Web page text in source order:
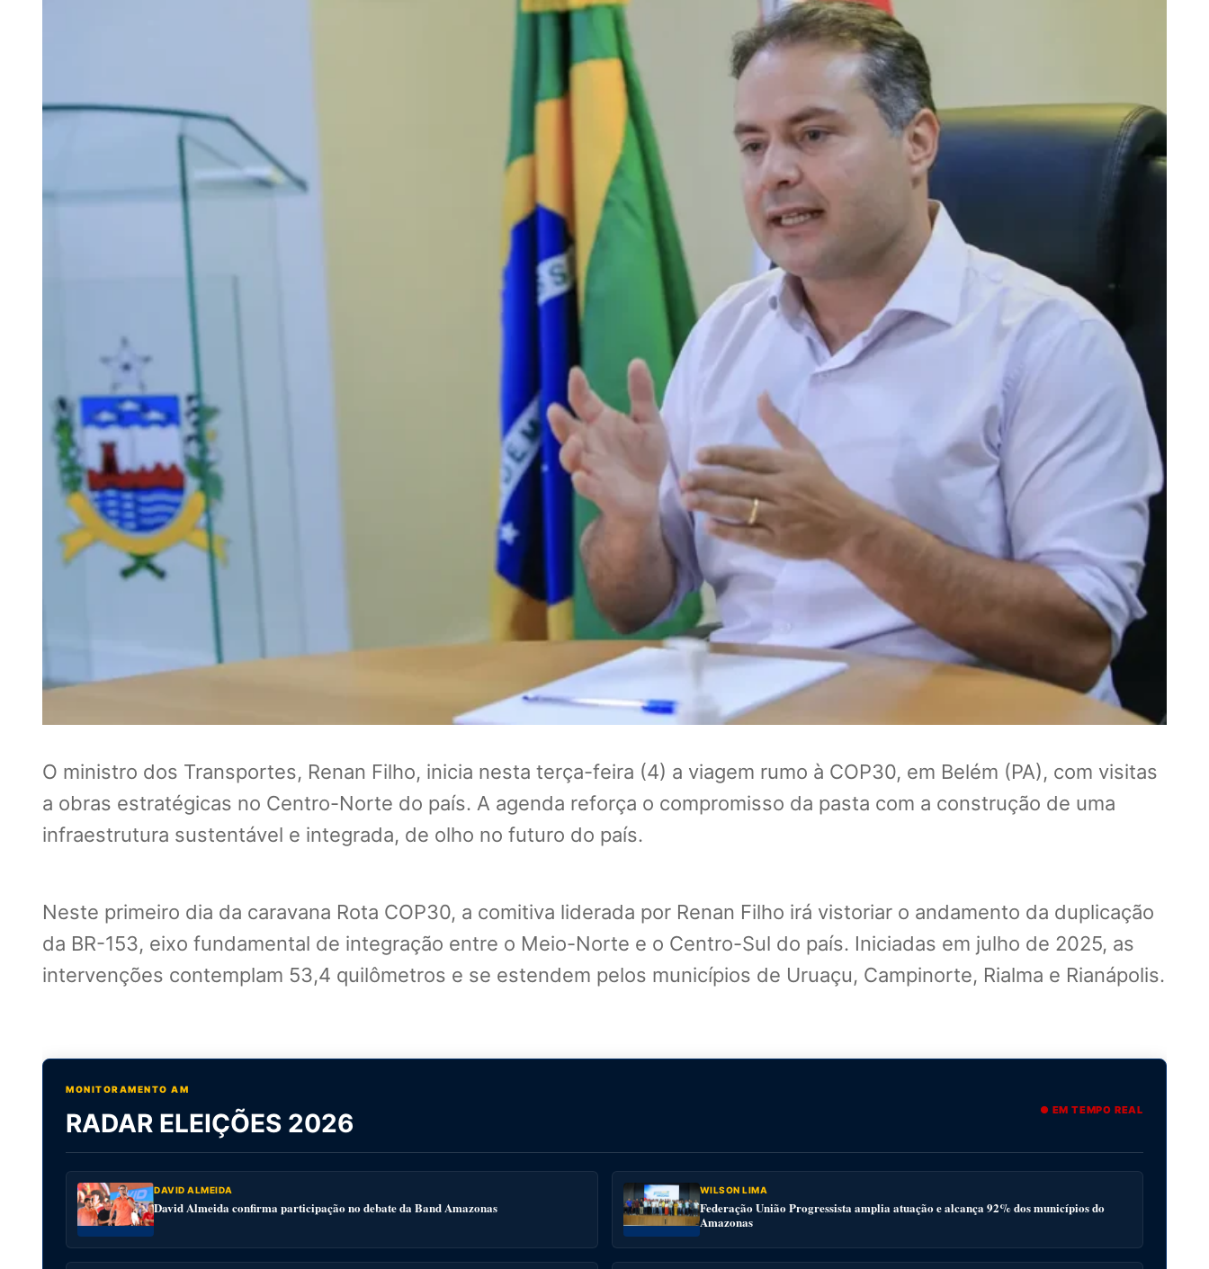
O ministro dos Transportes, Renan Filho, inicia nesta terça-feira (4) a viagem rumo à COP30, em Belém (PA), com visitas
a obras estratégicas no Centro-Norte do país. A agenda reforça o compromisso da pasta com a construção de uma
infraestrutura sustentável e integrada, de olho no futuro do país.
Neste primeiro dia da caravana Rota COP30, a comitiva liderada por Renan Filho irá vistoriar o andamento da duplicação
da BR-153, eixo fundamental de integração entre o Meio-Norte e o Centro-Sul do país. Iniciadas em julho de 2025, as
intervenções contemplam 53,4 quilômetros e se estendem pelos municípios de Uruaçu, Campinorte, Rialma e Rianápolis.
MONITORAMENTO AM
RADAR ELEIÇÕES 2026 ● EM TEMPO REAL
DAVID ALMEIDA
David Almeida confirma participação no debate da Band Amazonas
WILSON LIMA
Federação União Progressista amplia atuação e alcança 92% dos municípios do
Amazonas